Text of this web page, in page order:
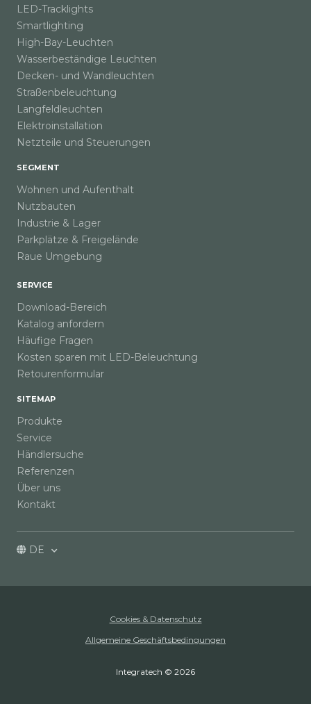
LED-Tracklights
Smartlighting
High-Bay-Leuchten
Wasserbeständige Leuchten
Decken- und Wandleuchten
Straßenbeleuchtung
Langfeldleuchten
Elektroinstallation
Netzteile und Steuerungen
SEGMENT
Wohnen und Aufenthalt
Nutzbauten
Industrie & Lager
Parkplätze & Freigelände
Raue Umgebung
SERVICE
Download-Bereich
Katalog anfordern
Häufige Fragen
Kosten sparen mit LED-Beleuchtung
Retourenformular
SITEMAP
Produkte
Service
Händlersuche
Referenzen
Über uns
Kontakt
DE
Cookies & Datenschutz
Allgemeine Geschäftsbedingungen
Integratech © 2026